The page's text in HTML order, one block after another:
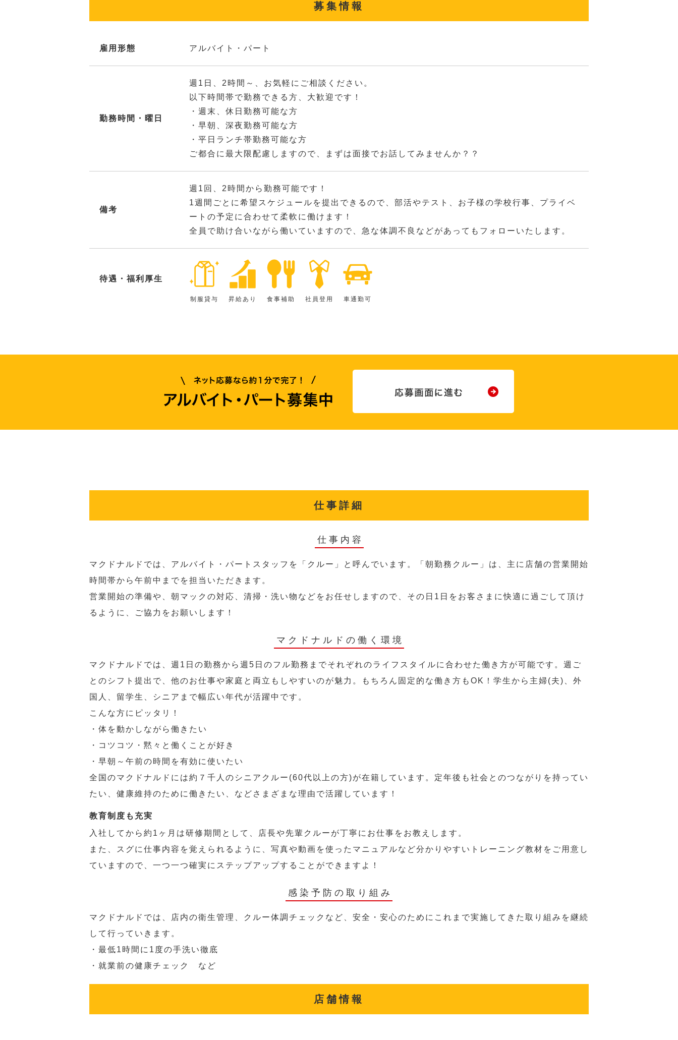
募集情報
雇用形態 アルバイト・パート
勤務時間・曜日
週1日、2時間～、お気軽にご相談ください。
以下時間帯で勤務できる方、大歓迎です！
・週末、休日勤務可能な方
・早朝、深夜勤務可能な方
・平日ランチ帯勤務可能な方
ご都合に最大限配慮しますので、まずは面接でお話してみませんか？？
備考
週1回、2時間から勤務可能です！
1週間ごとに希望スケジュールを提出できるので、部活やテスト、お子様の学校行事、プライベ
ートの予定に合わせて柔軟に働けます！
全員で助け合いながら働いていますので、急な体調不良などがあってもフォローいたします。
待遇・福利厚生
制服貸与 昇給あり 食事補助 社員登用 車通勤可
仕事詳細
仕事内容
マクドナルドでは、アルバイト・パートスタッフを「クルー」と呼んでいます。「朝勤務クルー」は、主に店舗の営業開始
時間帯から午前中までを担当いただきます。
営業開始の準備や、朝マックの対応、清掃・洗い物などをお任せしますので、その日1日をお客さまに快適に過ごして頂け
るように、ご協力をお願いします！
マクドナルドの働く環境
マクドナルドでは、週1日の勤務から週5日のフル勤務までそれぞれのライフスタイルに合わせた働き方が可能です。週ご
とのシフト提出で、他のお仕事や家庭と両立もしやすいのが魅力。もちろん固定的な働き方もOK！学生から主婦(夫)、外
国人、留学生、シニアまで幅広い年代が活躍中です。
こんな方にピッタリ！
・体を動かしながら働きたい
・コツコツ・黙々と働くことが好き
・早朝～午前の時間を有効に使いたい
全国のマクドナルドには約７千人のシニアクルー(60代以上の方)が在籍しています。定年後も社会とのつながりを持ってい
たい、健康維持のために働きたい、などさまざまな理由で活躍しています！
教育制度も充実
入社してから約1ヶ月は研修期間として、店長や先輩クルーが丁寧にお仕事をお教えします。
また、スグに仕事内容を覚えられるように、写真や動画を使ったマニュアルなど分かりやすいトレーニング教材をご用意し
ていますので、一つ一つ確実にステップアップすることができますよ！
感染予防の取り組み
マクドナルドでは、店内の衛生管理、クルー体調チェックなど、安全・安心のためにこれまで実施してきた取り組みを継続
して行っていきます。
・最低1時間に1度の手洗い徹底
・就業前の健康チェック など
店舗情報